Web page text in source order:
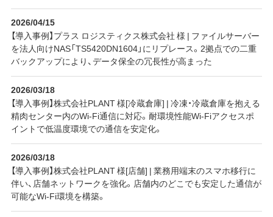
2026/04/15
【導入事例】プラス ロジスティクス株式会社 様 | ファイルサーバー
を法人向けNAS「TS5420DN1604」にリプレース。2拠点での二重
バックアップにより、データ保全の冗長性が高まった
2026/03/18
【導入事例】株式会社PLANT 様[冷蔵倉庫] | 冷凍・冷蔵倉庫を抱える
精肉センター内のWi-Fi通信に対応。耐環境性能Wi-Fiアクセスポ
イントで低温度環境での通信を安定化。
2026/03/18
【導入事例】株式会社PLANT 様[店舗] | 業務用端末のスマホ移行に
伴い、店舗ネットワークを強化。店舗内のどこでも安定した通信が
可能なWi-Fi環境を構築。